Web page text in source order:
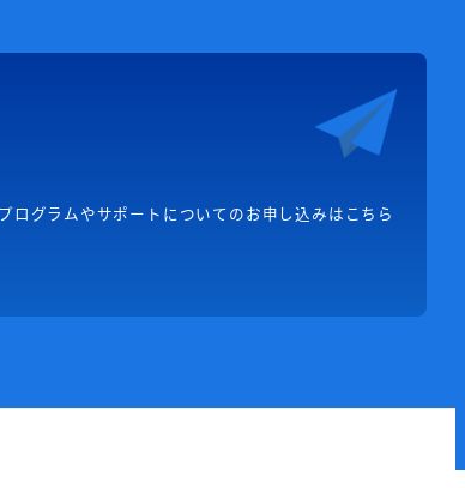
ログラムやサポートについてのお申し込みはこちら